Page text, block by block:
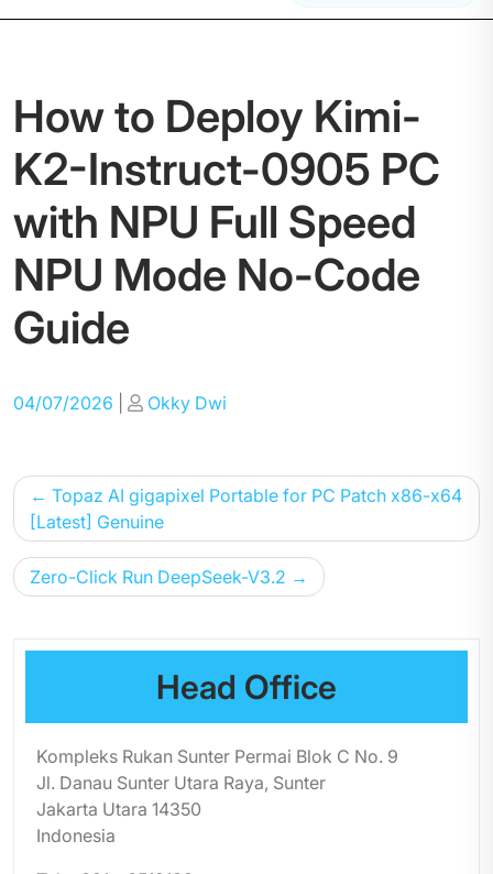
How to Deploy Kimi-
K2-Instruct-0905 PC
with NPU Full Speed
NPU Mode No-Code
Guide
Posted
04/07/2026
Posted
Okky Dwi
Post
navigation
Topaz AI gigapixel Portable for PC Patch x86-x64
[Latest] Genuine
Zero-Click Run DeepSeek-V3.2
Head Office
Kompleks Rukan Sunter Permai Blok C No. 9
Jl. Danau Sunter Utara Raya, Sunter
Jakarta Utara 14350
Indonesia